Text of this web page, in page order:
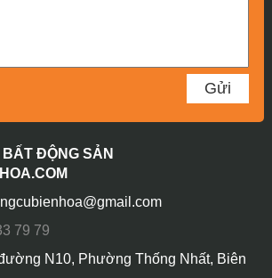
ĐỘNG SẢN
79 79
N10, Phường Thống Nhất, Biên